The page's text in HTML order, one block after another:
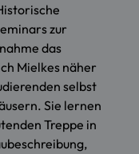
zur
das
Mielkes näher
selbst
Sie lernen
Treppe in